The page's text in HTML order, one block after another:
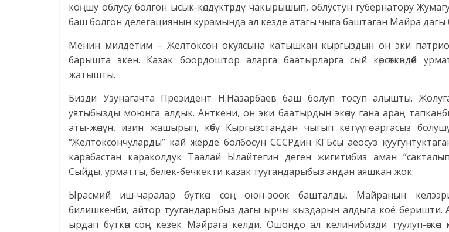
коңшу облусу болгон ысык-көлдүктөрдү чакырышып, облустун губернатору
баш болгон делегациянын курамында ал кезде атагы чыга баштаган Майра дагы
Менин милдетим – Желтоксон окуясына катышкан кыргыздын он эки
барышта экен. Казак боордоштор аларга баатырларга сый көрсөткөндөй
жатышты.
Бизди Узунагачта Президент Н.Назарбаев баш болуп тосуп алышты.
уятыбызды моюнга алдык. Анткени, он эки баатырдын экөөнү гана араң
аты-жөнүн, изин жашырып, көбү Кыргызстандан чыгып кетүүгө аргасыз
“Желтоксончуларды” кай жерде болбосун СССРдин КГБсы аёосуз
карабастан караколдук Таалай Ылайтегин деген жигитибиз аман
Сыйды, урматты, белек-бечкекти казак туугандарыбыз андан аяшкан жок.
Ырасмий иш-чаралар бүткөн соң оюн-зоок башталды. Майранын
билишкенби, айтор туугандарыбыз дагы ырчы кыздарын алдыга коё беришти.
ырдап бүткөн соң кезек Майрага келди. Ошондо ал келинибизди туулуп-